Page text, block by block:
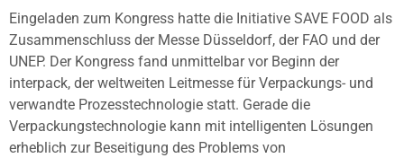
Eingeladen zum Kongress hatte die Initiative SAVE FOOD als
Zusammenschluss der Messe Düsseldorf, der FAO und der
UNEP. Der Kongress fand unmittelbar vor Beginn der
interpack, der weltweiten Leitmesse für Verpackungs- und
verwandte Prozesstechnologie statt. Gerade die
Verpackungstechnologie kann mit intelligenten Lösungen
erheblich zur Beseitigung des Problems von